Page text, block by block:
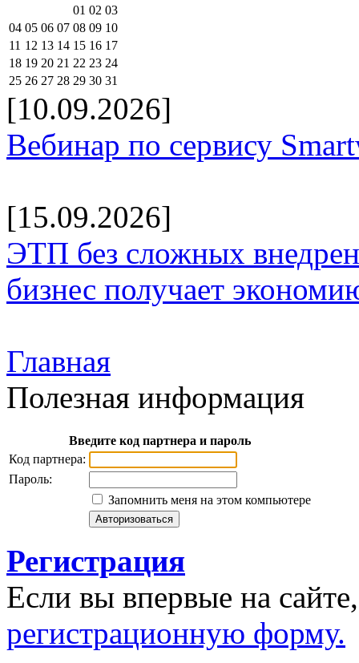
01 02 03
04 05 06 07 08 09 10
11 12 13 14 15 16 17
18 19 20 21 22 23 24
25 26 27 28 29 30 31
[10.09.2026]
Вебинар по сервису
[15.09.2026]
ЭТП без сложных
бизнес получает
Главная
Полезная информация
Введите код партнера и пароль
Код партнера:
Пароль:
Запомнить меня на этом компьютере
Регистрация
Если вы впервые на
регистрационную форму.